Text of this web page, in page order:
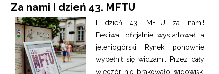
Za nami I dzień 43. MFTU
I dzień 43. MFTU za nami!
Festiwal oficjalnie wystartował, a
jeleniogórski Rynek ponownie
wypełnił się widzami. Przez cały
wieczór nie brakowało widowisk,